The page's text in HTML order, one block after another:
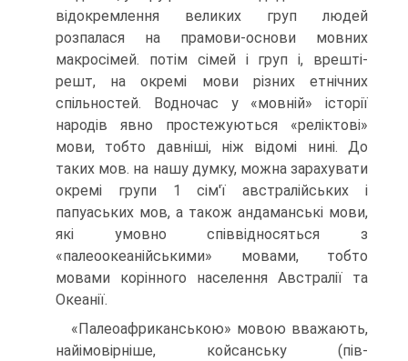
відокремлення вели­ких груп людей
розпалася на прамови-основи мовних
макросімей. потім сімей і груп і, врешті-
решт, на окремі мови різних етнічних
спільностей. Водночас у «мовній» історії
народів явно простежуються «реліктові»
мови, тобто давніші, ніж відомі нині. До
таких мов. на нашу думку, можна зарахувати
окремі групи 1 сім'ї австралійських і
папуаських мов, а також андаманські мови,
які умовно співвідносяться з
«палеоокеанійськими» мовами, тобто
мовами корінного насе­лення Австралії та
Океанії.
«Палеоафриканською» мовою вважають,
найімовірніше, койсанську (пів­